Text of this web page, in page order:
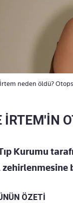
neden öldü?
İRTEM'İN
Kurumu
ÖZETİ